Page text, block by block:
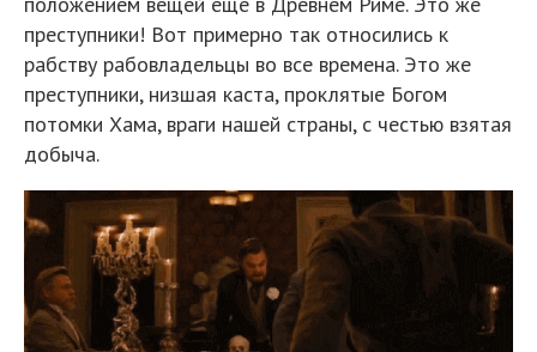
преступники! Вот примерно так относились к
рабству рабовладельцы во все времена. Это же
преступники, низшая каста, проклятые Богом
потомки Хама, враги нашей страны, с честью взятая
добыча.